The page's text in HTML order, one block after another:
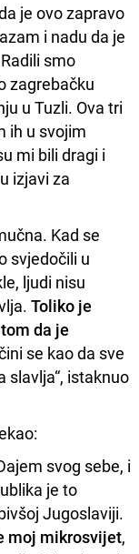
je ovo zapravo
i nadu da je
Radili smo
zagrebačku
u Tuzli. Ova tri
ih u svojim
mi bili dragi i
izjavi za
Kad se
svjedočili u
ljudi nisu
Toliko je
da je
se kao da sve
slavlja“, istaknuo
svog sebe, i
je to
Jugoslaviji.
moj mikrosvijet,